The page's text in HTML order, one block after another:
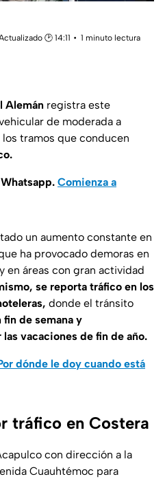
Actualizado 🕑 14:11
1 minuto lectura
Alemán registra este
de moderada a
tramos que conducen
Comienza a
un aumento constante en
ha provocado demoras en
en áreas con gran actividad
se reporta tráfico en los
donde el tránsito
de semana y
vacaciones de fin de año.
dónde le doy cuando está
tráfico en Costera
con dirección a la
Cuauhtémoc para